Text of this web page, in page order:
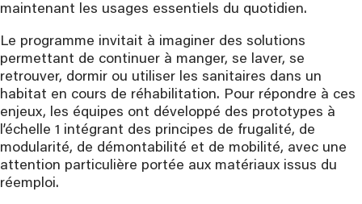
maintenant les usages essentiels du quotidien.
Le programme invitait à imaginer des solutions
permettant de continuer à manger, se laver, se
retrouver, dormir ou utiliser les sanitaires dans un
habitat en cours de réhabilitation. Pour répondre à ces
enjeux, les équipes ont développé des prototypes à
l’échelle 1 intégrant des principes de frugalité, de
modularité, de démontabilité et de mobilité, avec une
attention particulière portée aux matériaux issus du
réemploi.